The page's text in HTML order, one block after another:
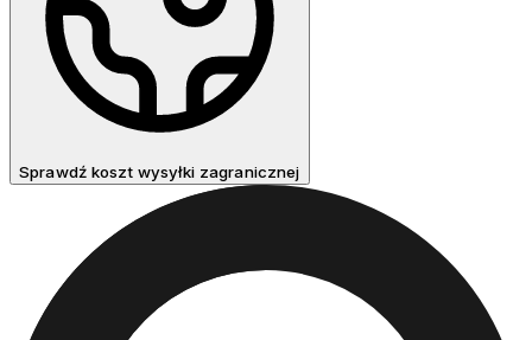
Sprawdź koszt wysyłki zagranicznej